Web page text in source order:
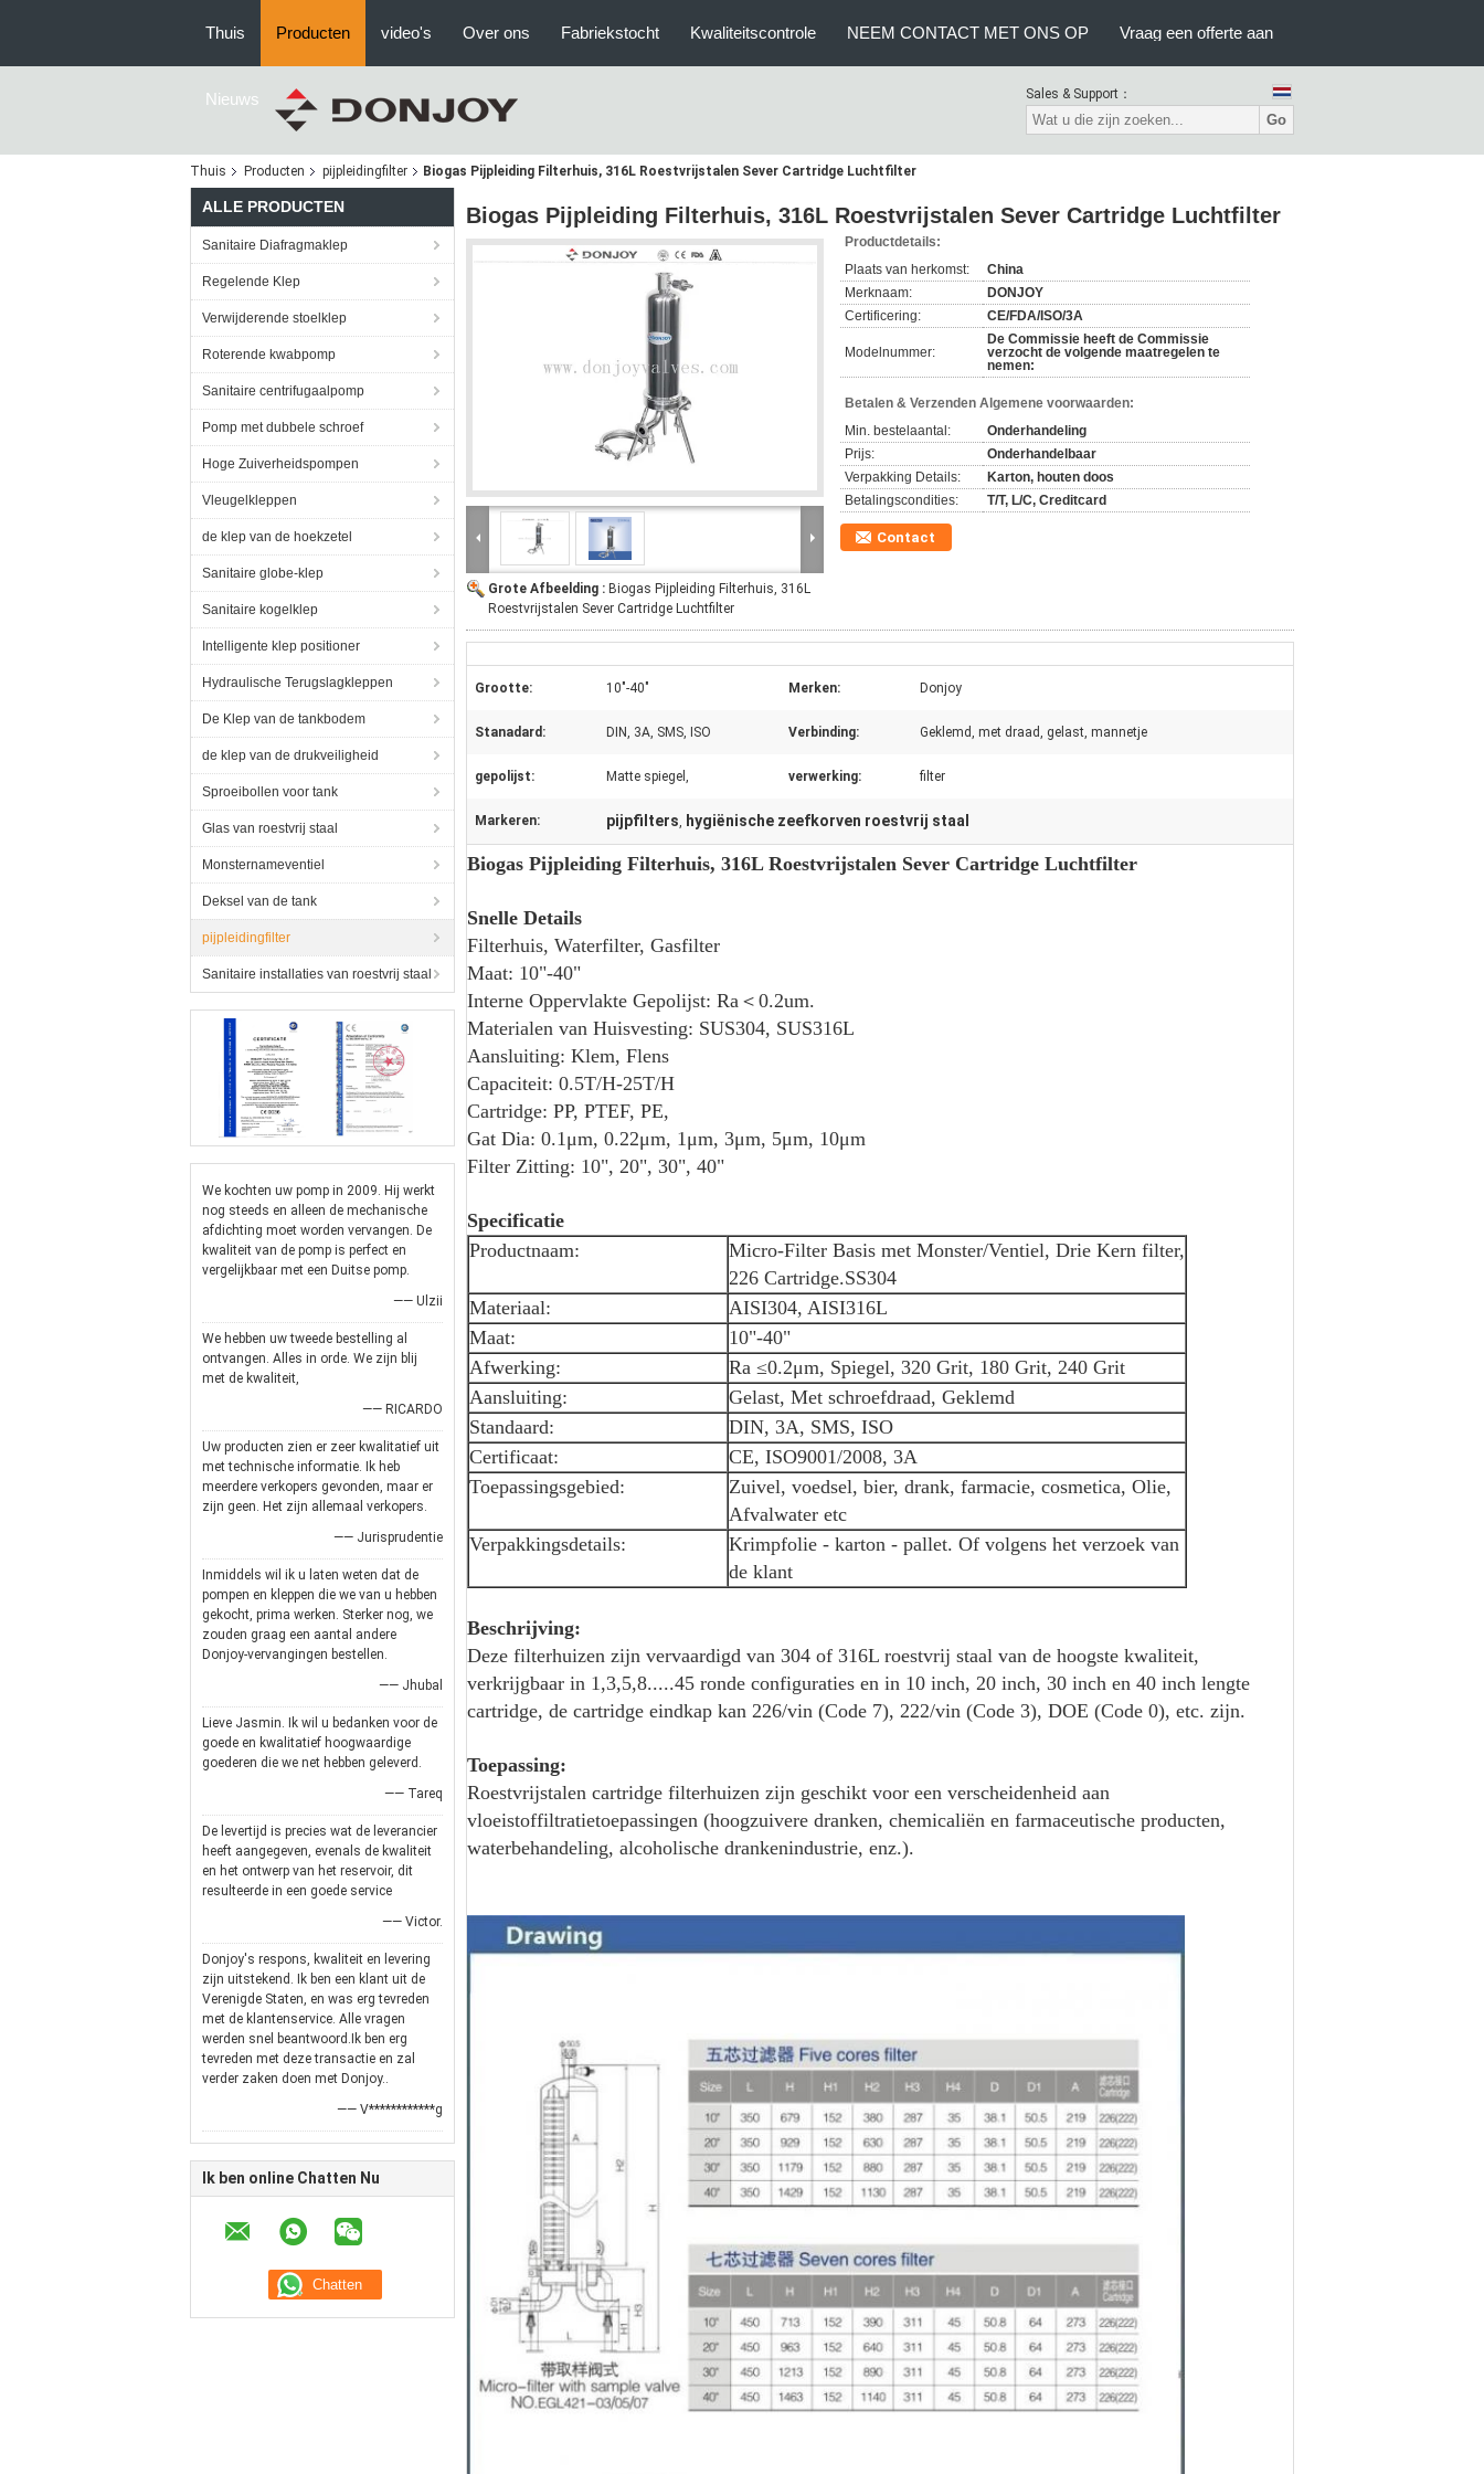
Thuis Producten video's Over ons Fabriekstocht Kwaliteitscontrole NEEM CONTACT MET ONS OP Vraag een offerte aan
Nieuws Sales & Support：
Go
Thuis Producten pijpleidingfilter Biogas Pijpleiding Filterhuis, 316L Roestvrijstalen Sever Cartridge Luchtfilter
ALLE PRODUCTEN
Sanitaire Diafragmaklep
Regelende Klep
Verwijderende stoelklep
Roterende kwabpomp
Sanitaire centrifugaalpomp
Pomp met dubbele schroef
Hoge Zuiverheidspompen
Vleugelkleppen
de klep van de hoekzetel
Sanitaire globe-klep
Sanitaire kogelklep
Intelligente klep positioner
Hydraulische Terugslagkleppen
De Klep van de tankbodem
de klep van de drukveiligheid
Sproeibollen voor tank
Glas van roestvrij staal
Monsternameventiel
Deksel van de tank
pijpleidingfilter
Sanitaire installaties van roestvrij staal
We kochten uw pomp in 2009. Hij werkt
nog steeds en alleen de mechanische
afdichting moet worden vervangen. De
kwaliteit van de pomp is perfect en
vergelijkbaar met een Duitse pomp.
—— Ulzii
We hebben uw tweede bestelling al
ontvangen. Alles in orde. We zijn blij
met de kwaliteit,
—— RICARDO
Uw producten zien er zeer kwalitatief uit
met technische informatie. Ik heb
meerdere verkopers gevonden, maar er
zijn geen. Het zijn allemaal verkopers.
—— Jurisprudentie
Inmiddels wil ik u laten weten dat de
pompen en kleppen die we van u hebben
gekocht, prima werken. Sterker nog, we
zouden graag een aantal andere
Donjoy-vervangingen bestellen.
—— Jhubal
Lieve Jasmin. Ik wil u bedanken voor de
goede en kwalitatief hoogwaardige
goederen die we net hebben geleverd.
—— Tareq
De levertijd is precies wat de leverancier
heeft aangegeven, evenals de kwaliteit
en het ontwerp van het reservoir, dit
resulteerde in een goede service
—— Victor.
Donjoy's respons, kwaliteit en levering
zijn uitstekend. Ik ben een klant uit de
Verenigde Staten, en was erg tevreden
met de klantenservice. Alle vragen
werden snel beantwoord.Ik ben erg
tevreden met deze transactie en zal
verder zaken doen met Donjoy..
—— V************g
Ik ben online Chatten Nu
Biogas Pijpleiding Filterhuis, 316L Roestvrijstalen Sever Cartridge Luchtfilter
Grote Afbeelding : Biogas Pijpleiding Filterhuis, 316L
Roestvrijstalen Sever Cartridge Luchtfilter
Productdetails:
Plaats van herkomst:
China
Merknaam:
DONJOY
Certificering:
CE/FDA/ISO/3A
Modelnummer:
De Commissie heeft de Commissie
verzocht de volgende maatregelen te
nemen:
Betalen & Verzenden Algemene voorwaarden:
Min. bestelaantal:
Onderhandeling
Prijs:
Onderhandelbaar
Verpakking Details:
Karton, houten doos
Betalingscondities:
T/T, L/C, Creditcard
Contact
Grootte: 10"-40" Merken: Donjoy
Stanadard: DIN, 3A, SMS, ISO Verbinding: Geklemd, met draad, gelast, mannetje
gepolijst: Matte spiegel, verwerking: filter
Markeren: pijpfilters, hygiënische zeefkorven roestvrij staal
Biogas Pijpleiding Filterhuis, 316L Roestvrijstalen Sever Cartridge Luchtfilter
Snelle Details
Filterhuis, Waterfilter, Gasfilter
Maat: 10"-40"
Interne Oppervlakte Gepolijst: Ra＜0.2um.
Materialen van Huisvesting: SUS304, SUS316L
Aansluiting: Klem, Flens
Capaciteit: 0.5T/H-25T/H
Cartridge: PP, PTEF, PE,
Gat Dia: 0.1μm, 0.22μm, 1μm, 3μm, 5μm, 10μm
Filter Zitting: 10", 20", 30", 40"
Specificatie
Productnaam:
Micro-Filter Basis met Monster/Ventiel, Drie Kern filter,
226 Cartridge.SS304
Materiaal:
AISI304, AISI316L
Maat:
10"-40"
Afwerking:
Ra ≤0.2μm, Spiegel, 320 Grit, 180 Grit, 240 Grit
Aansluiting:
Gelast, Met schroefdraad, Geklemd
Standaard:
DIN, 3A, SMS, ISO
Certificaat:
CE, ISO9001/2008, 3A
Toepassingsgebied:
Zuivel, voedsel, bier, drank, farmacie, cosmetica, Olie,
Afvalwater etc
Verpakkingsdetails:
Krimpfolie - karton - pallet. Of volgens het verzoek van
de klant
Beschrijving:
Deze filterhuizen zijn vervaardigd van 304 of 316L roestvrij staal van de hoogste kwaliteit,
verkrijgbaar in 1,3,5,8.....45 ronde configuraties en in 10 inch, 20 inch, 30 inch en 40 inch lengte
cartridge, de cartridge eindkap kan 226/vin (Code 7), 222/vin (Code 3), DOE (Code 0), etc. zijn.
Toepassing:
Roestvrijstalen cartridge filterhuizen zijn geschikt voor een verscheidenheid aan
vloeistoffiltratietoepassingen (hoogzuivere dranken, chemicaliën en farmaceutische producten,
waterbehandeling, alcoholische drankenindustrie, enz.).